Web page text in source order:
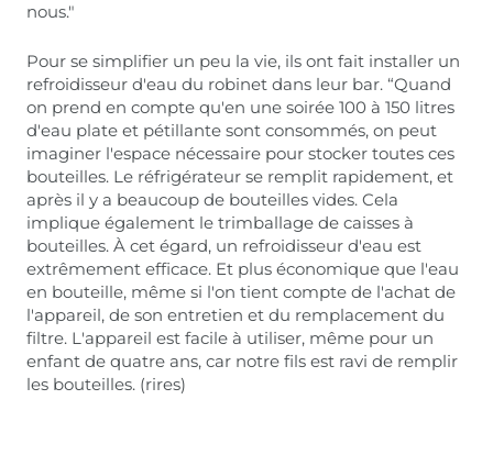
nous."
Pour se simplifier un peu la vie, ils ont fait installer un
refroidisseur d'eau du robinet dans leur bar. “Quand
on prend en compte qu'en une soirée 100 à 150 litres
d'eau plate et pétillante sont consommés, on peut
imaginer l'espace nécessaire pour stocker toutes ces
bouteilles. Le réfrigérateur se remplit rapidement, et
après il y a beaucoup de bouteilles vides. Cela
implique également le trimballage de caisses à
bouteilles. À cet égard, un refroidisseur d'eau est
extrêmement efficace. Et plus économique que l'eau
en bouteille, même si l'on tient compte de l'achat de
l'appareil, de son entretien et du remplacement du
filtre. L'appareil est facile à utiliser, même pour un
enfant de quatre ans, car notre fils est ravi de remplir
les bouteilles. (rires)